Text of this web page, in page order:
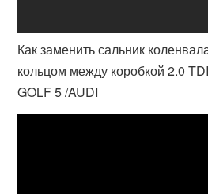
Как заменить сальник
кольцом между коробкой 2.0
GOLF 5 /AUDI